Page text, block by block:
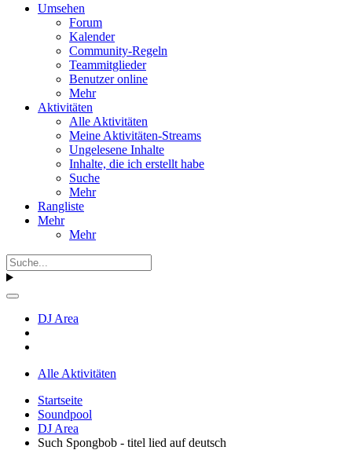
Umsehen
Forum
Kalender
Community-Regeln
Teammitglieder
Benutzer online
Mehr
Aktivitäten
Alle Aktivitäten
Meine Aktivitäten-Streams
Ungelesene Inhalte
Inhalte, die ich erstellt habe
Suche
Mehr
Rangliste
Mehr
Mehr
DJ Area
Alle Aktivitäten
Startseite
Soundpool
DJ Area
Such Spongbob - titel lied auf deutsch